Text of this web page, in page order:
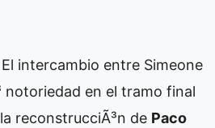
El intercambio entre Simeone
notoriedad en el tramo final
reconstrucciÃ³n de Paco